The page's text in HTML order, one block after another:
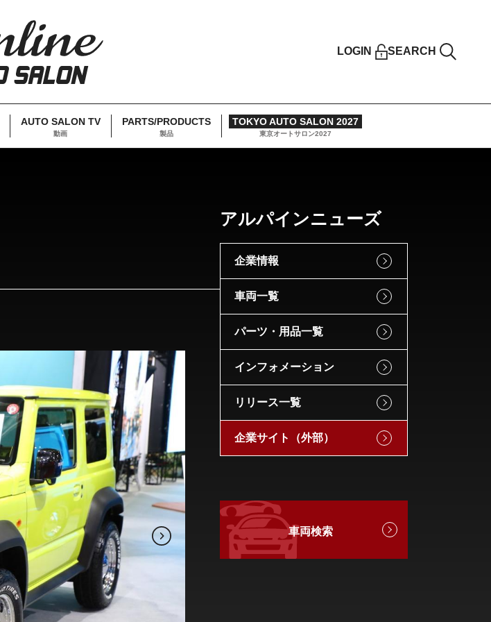
LOGIN SEARCH
AUTO SALON TV
動画
PARTS/PRODUCTS
製品
TOKYO AUTO SALON 2027
東京オートサロン2027
アルパインニューズ
企業情報
車両一覧
パーツ・用品一覧
インフォメーション
リリース一覧
企業サイト（外部）
車両検索